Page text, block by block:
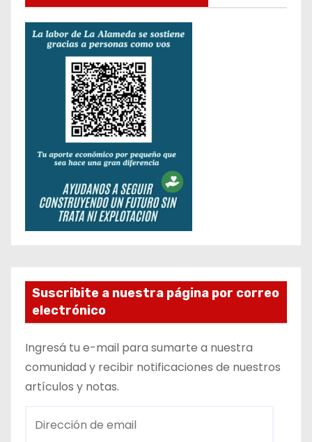
Suscribite a nuestra página por correo
electrónico
Ingresá tu e-mail para sumarte a nuestra
comunidad y recibir notificaciones de nuestros
artículos y notas.